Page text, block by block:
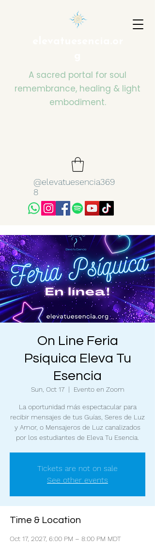
A sacred portal for soul
remembrance, healing & light
embodiment.
@elevatuesencia369
8
On Line Feria
Psíquica Eleva Tu
Esencia
Sun, Oct 17
  |
Evento en Zoom
La oportunidad más espectacular para
recibir mensajes de tus Guías, Seres de Luz
y Amor, o Mensajeros de Luz canalizados
por los estudiantes de Eleva Tu Esencia.
Tickets are not on sale
See other events
Time & Location
Oct 17, 2027, 6:00 PM – 8:00 PM MDT